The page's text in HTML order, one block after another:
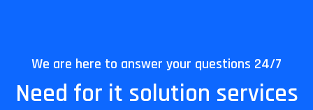
We are here to answer your questions 24/7
Need for it solution services